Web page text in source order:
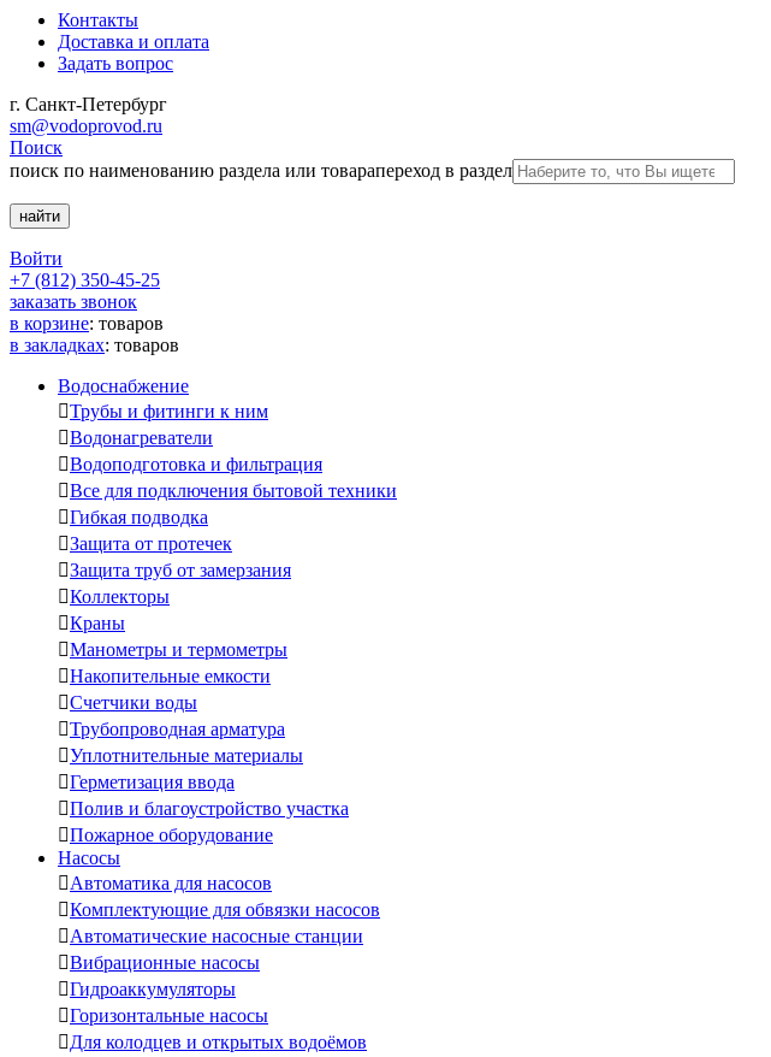
Контакты
Доставка и оплата
Задать вопрос
г. Санкт-Петербург
sm@vodoprovod.ru
Поиск
поиск по наименованию раздела или товарапереход в раздел
Войти
+7 (812) 350-45-25
заказать звонок
в корзине: товаров
в закладках: товаров
Водоснабжение
Трубы и фитинги к ним
Водонагреватели
Водоподготовка и фильтрация
Все для подключения бытовой техники
Гибкая подводка
Защита от протечек
Защита труб от замерзания
Коллекторы
Краны
Манометры и термометры
Накопительные емкости
Счетчики воды
Трубопроводная арматура
Уплотнительные материалы
Герметизация ввода
Полив и благоустройство участка
Пожарное оборудование
Насосы
Автоматика для насосов
Комплектующие для обвязки насосов
Автоматические насосные станции
Вибрационные насосы
Гидроаккумуляторы
Горизонтальные насосы
Для колодцев и открытых водоёмов